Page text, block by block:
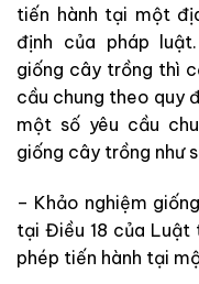
tiến hành tại một
định của pháp
giống cây trồng thì
cầu chung theo quy
một số yêu cầu
giống cây trồng như
– Khảo nghiệm
tại Điều 18 của Luật
phép tiến hành tại